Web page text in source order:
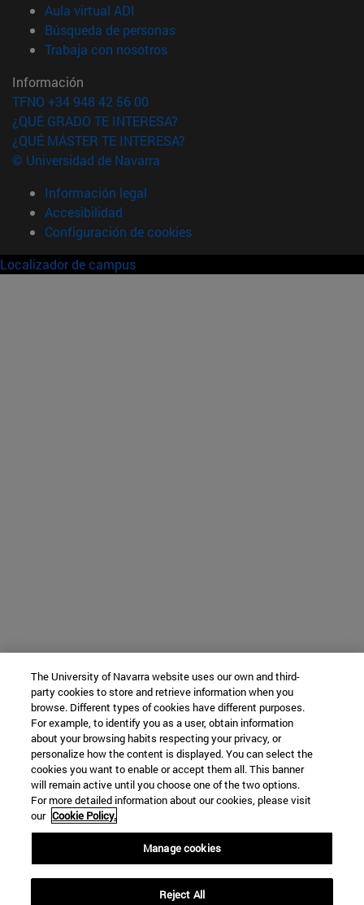
Aula virtual ADI
Búsqueda de personas(abre en nueva ventana)
Trabaja con nosotros(abre en nueva ventana)
Información
TFNO +34 948 42 56 00
¿QUÉ GRADO TE INTERESA?
¿QUÉ MÁSTER TE INTERESA?
© Universidad de Navarra
Información legal
Accesibilidad
Configuración de cookies
Localizador de campus
The University of Navarra website uses our own and third-
party cookies to store and retrieve information when you
browse. Different types of cookies have different purposes.
For example, to identify you as a user, obtain information
about your browsing habits respecting your privacy, or
personalize how the content is displayed. You can select the
cookies you want to enable or accept them all. This banner
will remain active until you choose one of the two options.
For more detailed information about our cookies, please visit
our Cookie Policy.
Manage cookies
Reject All